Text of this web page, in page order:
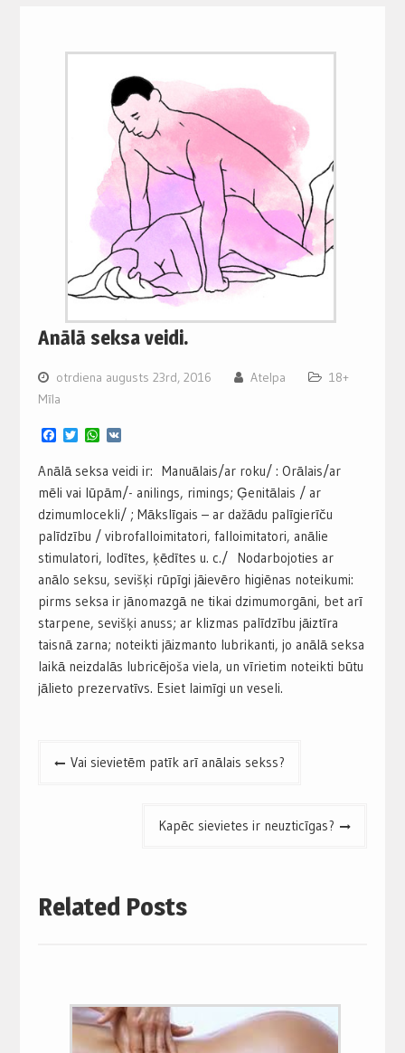
Anālā seksa veidi.
otrdiena augusts 23rd, 2016 Atelpa
18+
Mīla
Facebook
TwitterWhatsApp
VK
Anālā seksa veidi ir: Manuālais/ar roku/ : Orālais/ar
mēli vai lūpām/- anilings, rimings; Ģenitālais / ar
dzimumlocekli/ ; Mākslīgais – ar dažādu palīgierīču
palīdzību / vibrofalloimitatori, falloimitatori, anālie
stimulatori, lodītes, ķēdītes u. c./ Nodarbojoties ar
anālo seksu, sevišķi rūpīgi jāievēro higiēnas noteikumi:
pirms seksa ir jānomazgā ne tikai dzimumorgāni, bet arī
starpene, sevišķi anuss; ar klizmas palīdzību jāiztīra
taisnā zarna; noteikti jāizmanto lubrikanti, jo anālā seksa
laikā neizdalās lubricējoša viela, un vīrietim noteikti būtu
jālieto prezervatīvs. Esiet laimīgi un veseli.
PostVai sievietēm patīk arī anālais sekss?
Kapēc sievietes ir neuzticīgas?
Related Posts